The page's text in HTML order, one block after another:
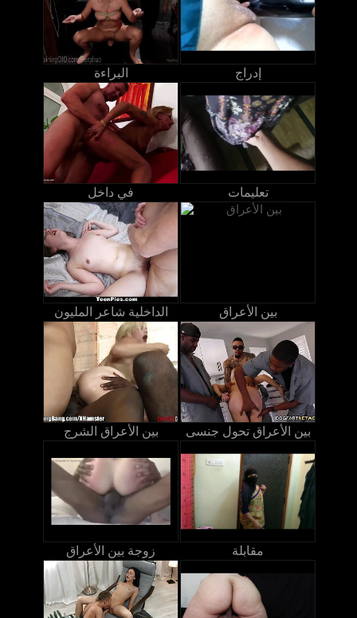
البراءة إدراج
في داخل تعليمات
الداخلية شاعر المليون بين الأعراق
بين الأعراق الشرج بين الأعراق تحول جنسى
زوجة بين الأعراق مقابلة